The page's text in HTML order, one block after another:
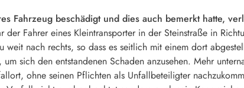
Fahrzeug beschädigt und dies auch bemerkt hatte,
der Fahrer eines Kleintransporter in der Steinstraße in
weit nach rechts, so dass es seitlich mit einem dort
sich den entstandenen Schaden anzusehen. Mehr
ohne seinen Pflichten als Unfallbeteiligter